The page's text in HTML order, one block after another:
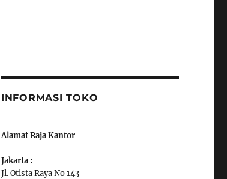
INFORMASI TOKO
Alamat Raja Kantor
Jakarta :
Jl. Otista Raya No 143